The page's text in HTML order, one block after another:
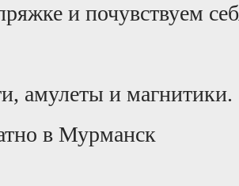
и почувствуем
амулеты и магнитики.
в Мурманск